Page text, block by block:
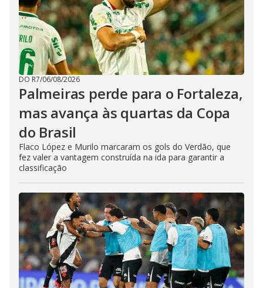
DO R7/06/08/2026
Palmeiras perde para o Fortaleza,
mas avança às quartas da Copa
do Brasil
Flaco López e Murilo marcaram os gols do Verdão, que
fez valer a vantagem construída na ida para garantir a
classificação